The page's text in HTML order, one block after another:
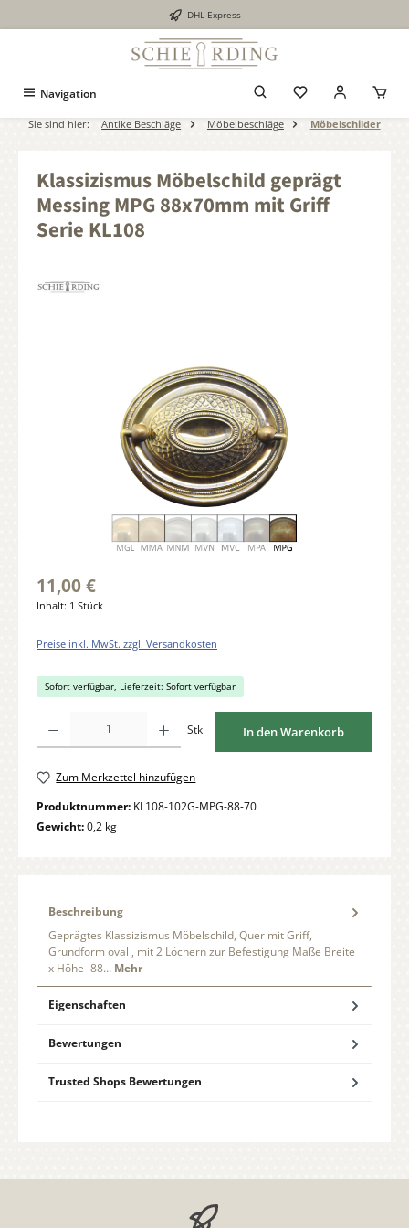
DHL Express
Navigation
Sie sind hier: Antike Beschläge Möbelbeschläge Möbelschilder
Klassizismus Möbelschild geprägt
Messing MPG 88x70mm mit Griff
Serie KL108
11,00 €
Inhalt: 1 Stück
Preise inkl. MwSt. zzgl. Versandkosten
Sofort verfügbar, Lieferzeit: Sofort verfügbar
Stk In den Warenkorb
Zum Merkzettel hinzufügen
Produktnummer: KL108-102G-MPG-88-70
Gewicht:0,2 kg
Beschreibung
Geprägtes Klassizismus Möbelschild, Quer mit Griff,
Grundform oval , mit 2 Löchern zur Befestigung Maße Breite
x Höhe -88… Mehr
Eigenschaften
Bewertungen
Trusted Shops Bewertungen